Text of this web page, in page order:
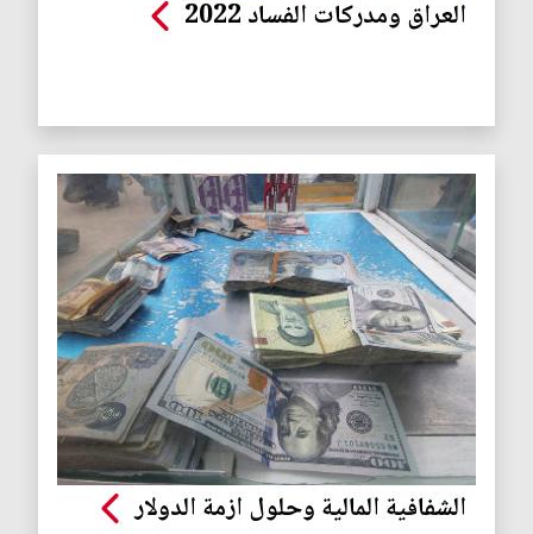
العراق ومدركات الفساد 2022
الشفافية المالية وحلول ازمة الدولار